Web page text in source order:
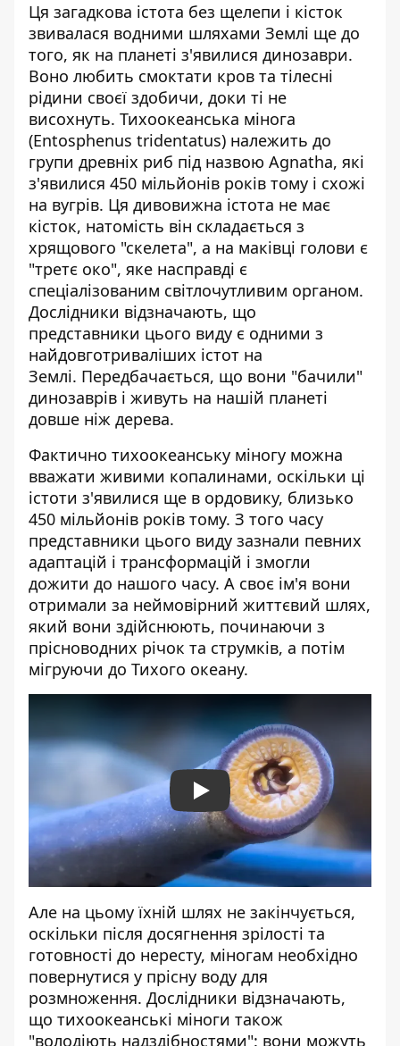
Ця загадкова істота без щелепи і кісток
звивалася водними шляхами Землі ще до
того, як на планеті з'явилися динозаври.
Воно любить смоктати кров та тілесні
рідини своєї здобичи, доки ті не
висохнуть. Тихоокеанська мінога
(Entosphenus tridentatus) належить до
групи древніх риб під назвою Agnatha, які
з'явилися 450 мільйонів років тому і схожі
на вугрів. Ця дивовижна істота не має
кісток, натомість він складається з
хрящового "скелета", а на маківці голови є
"третє око", яке насправді є
спеціалізованим світлочутливим органом.
Дослідники відзначають, що
представники цього виду є одними з
найдовготриваліших істот на
Землі. Передбачається, що вони "бачили"
динозаврів і живуть на нашій планеті
довше ніж дерева.
Фактично тихоокеанську міногу можна
вважати живими копалинами, оскільки ці
істоти з'явилися ще в ордовику, близько
450 мільйонів років тому. З того часу
представники цього виду зазнали певних
адаптацій і трансформацій і змогли
дожити до нашого часу. А своє ім'я вони
отримали за неймовірний життєвий шлях,
який вони здійснюють, починаючи з
прісноводних річок та струмків, а потім
мігруючи до Тихого океану.
Play
Але на цьому їхній шлях не закінчується,
оскільки після досягнення зрілості та
готовності до нересту, міногам необхідно
повернутися у прісну воду для
розмноження. Дослідники відзначають,
що тихоокеанські міноги також
"володіють надздібностями": вони можуть